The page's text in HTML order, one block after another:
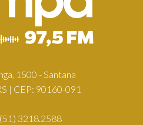
1500 - Santana
| CEP: 90160-091
(51) 3218.2588